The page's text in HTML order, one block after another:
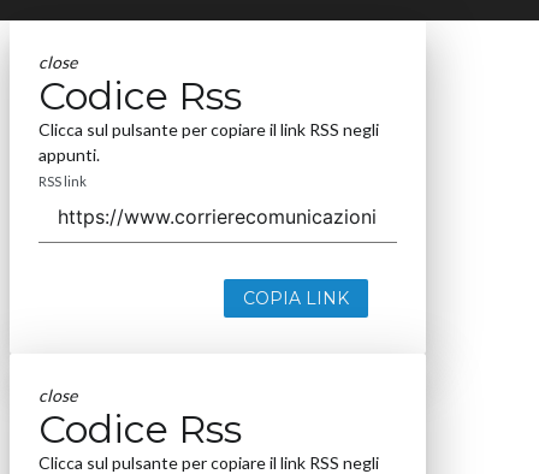
close
Codice Rss
Clicca sul pulsante per copiare il link RSS negli
appunti.
RSS link
COPIA LINK
close
Codice Rss
Clicca sul pulsante per copiare il link RSS negli